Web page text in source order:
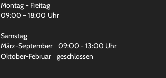
Montag - Freitag
09:00 - 18:00 Uhr
Samstag
März-September 09:00 - 13:00 Uhr
Oktober-Februar geschlossen